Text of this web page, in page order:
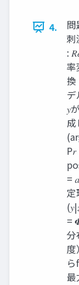
4.
問
刺
:
率
換
デ
𝑦
=
=
分
度
最